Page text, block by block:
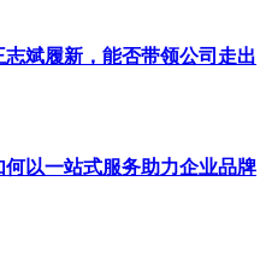
斌履新，能否带领公司走出
以一站式服务助力企业品牌